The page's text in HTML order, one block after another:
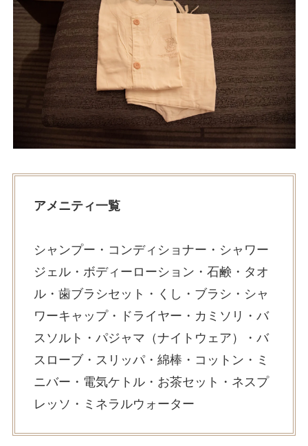
アメニティ一覧
シャンプー・コンディショナー・シャワー
ジェル・ボディーローション・石鹸・タオ
ル・歯ブラシセット・くし・ブラシ・シャ
ワーキャップ・ドライヤー・カミソリ・バ
スソルト・パジャマ（ナイトウェア）・バ
スローブ・スリッパ・綿棒・コットン・ミ
ニバー・電気ケトル・お茶セット・ネスプ
レッソ・ミネラルウォーター